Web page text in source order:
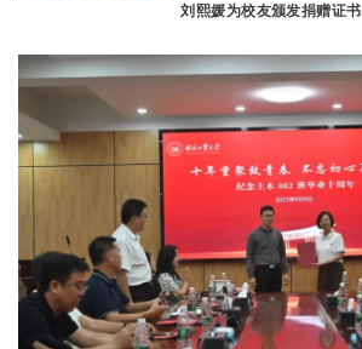
刘熙媛为校友颁发捐赠证书